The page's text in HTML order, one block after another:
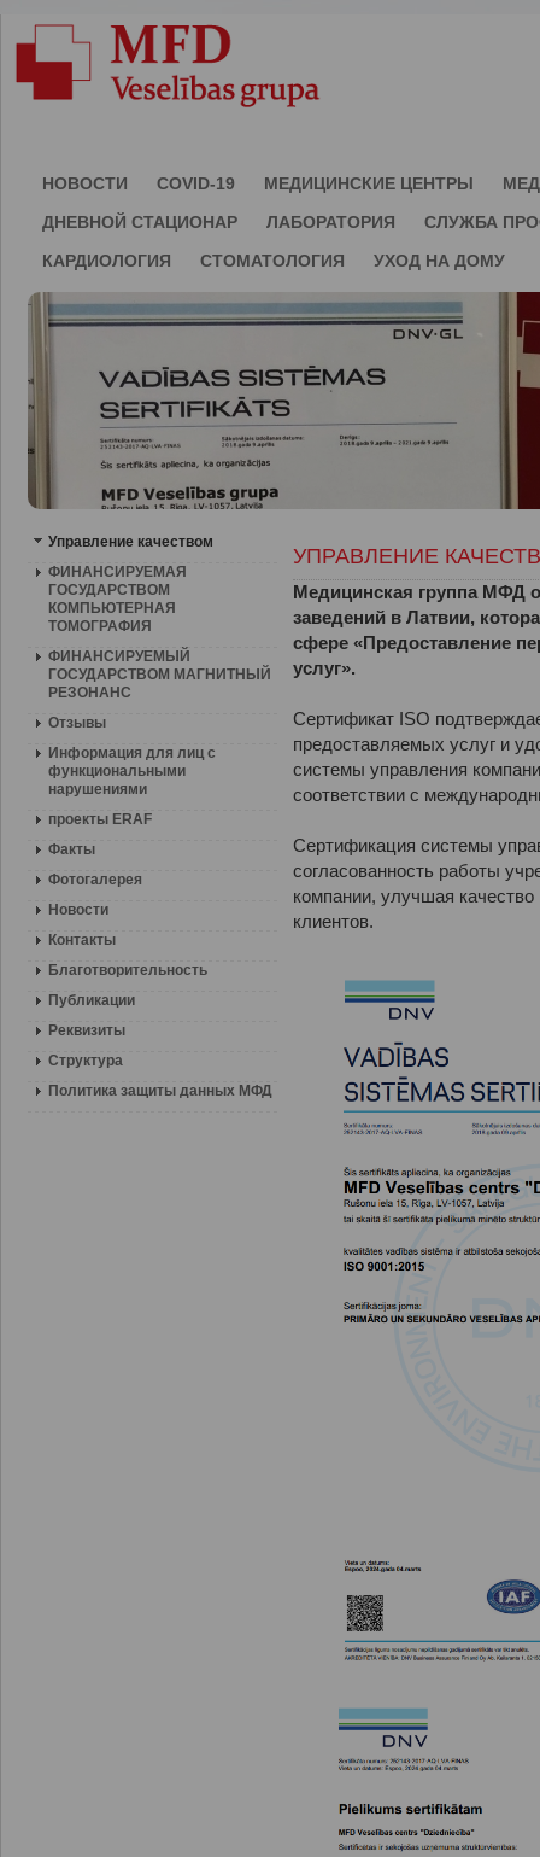
НОВОСТИ COVID-19 МЕДИЦИНСКИЕ ЦЕНТРЫ
ДНЕВНОЙ СТАЦИОНАР
ЛАБОРАТОРИЯ
СЛУЖБА
КАРДИОЛОГИЯ
СТОМАТОЛОГИЯ УХОД НА ДОМУ
Управление качеством
ФИНАНСИРУЕМАЯ
ГОСУДАРСТВОМ
КОМПЬЮТЕРНАЯ
ТОМОГРАФИЯ
ФИНАНСИРУЕМЫЙ
ГОСУДАРСТВОМ МАГНИТНЫЙ
РЕЗОНАНС
Отзывы
Информация для лиц с
функциональными
нарушениями
проекты ERAF
Факты
Фотогалерея
Новости
Контакты
Благотворительность
Публикации
Реквизиты
Структура
Политика защиты данных МФД
УПРАВЛЕНИЕ
Медицинская группа МФД
заведений в Латвии,
сфере «Предоставление
услуг».
Сертификат ISO
предоставляемых услуг и
системы управления
соответствии с
Сертификация системы
согласованность работы
компании, улучшая
клиентов.